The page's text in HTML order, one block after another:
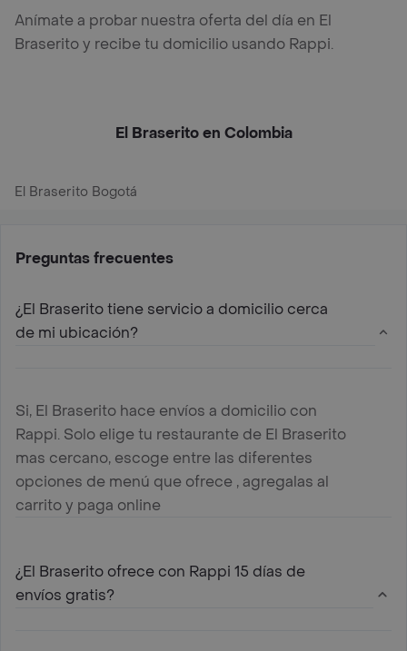
Anímate a probar nuestra oferta del día en El
Braserito y recibe tu domicilio usando Rappi.
El Braserito en Colombia
El Braserito Bogotá
Preguntas frecuentes
¿El Braserito tiene servicio a domicilio cerca
de mi ubicación?
Si, El Braserito hace envíos a domicilio con
Rappi. Solo elige tu restaurante de El Braserito
mas cercano, escoge entre las diferentes
opciones de menú que ofrece , agregalas al
carrito y paga online
¿El Braserito ofrece con Rappi 15 días de
envíos gratis?